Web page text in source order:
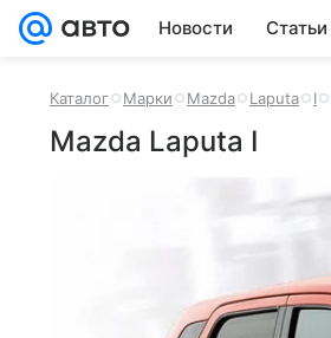
Новости Статьи
Каталог Марки Mazda Laputa I
Mazda Laputa I